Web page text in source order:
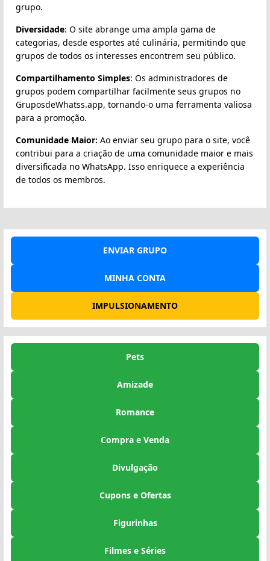
grupo.
Diversidade: O site abrange uma ampla gama de
categorias, desde esportes até culinária, permitindo que
grupos de todos os interesses encontrem seu público.
Compartilhamento Simples: Os administradores de
grupos podem compartilhar facilmente seus grupos no
GruposdeWhatss.app, tornando-o uma ferramenta valiosa
para a promoção.
Comunidade Maior: Ao enviar seu grupo para o site, você
contribui para a criação de uma comunidade maior e mais
diversificada no WhatsApp. Isso enriquece a experiência
de todos os membros.
ENVIAR GRUPO
MINHA CONTA
IMPULSIONAMENTO
Pets
Amizade
Romance
Compra e Venda
Divulgação
Cupons e Ofertas
Figurinhas
Filmes e Séries